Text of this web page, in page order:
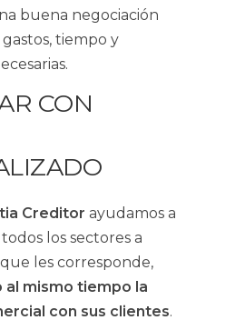
buena negociación
tiempo y
CON
Creditor ayudamos a
los sectores a
les corresponde,
al mismo tiempo la
con sus clientes.